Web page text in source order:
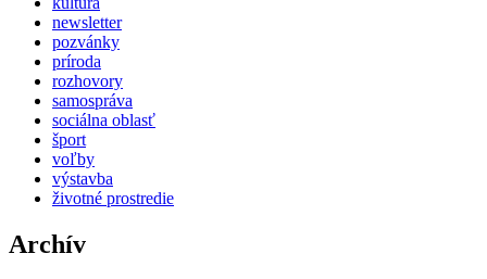
newsletter
pozvánky
príroda
rozhovory
samospráva
sociálna oblasť
šport
voľby
výstavba
životné prostredie
Archív